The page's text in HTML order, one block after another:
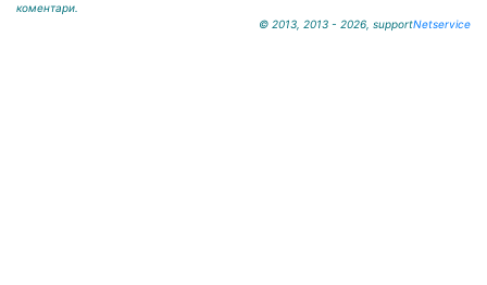
коментари.
© 2013, 2013 - 2026, supportNetservice